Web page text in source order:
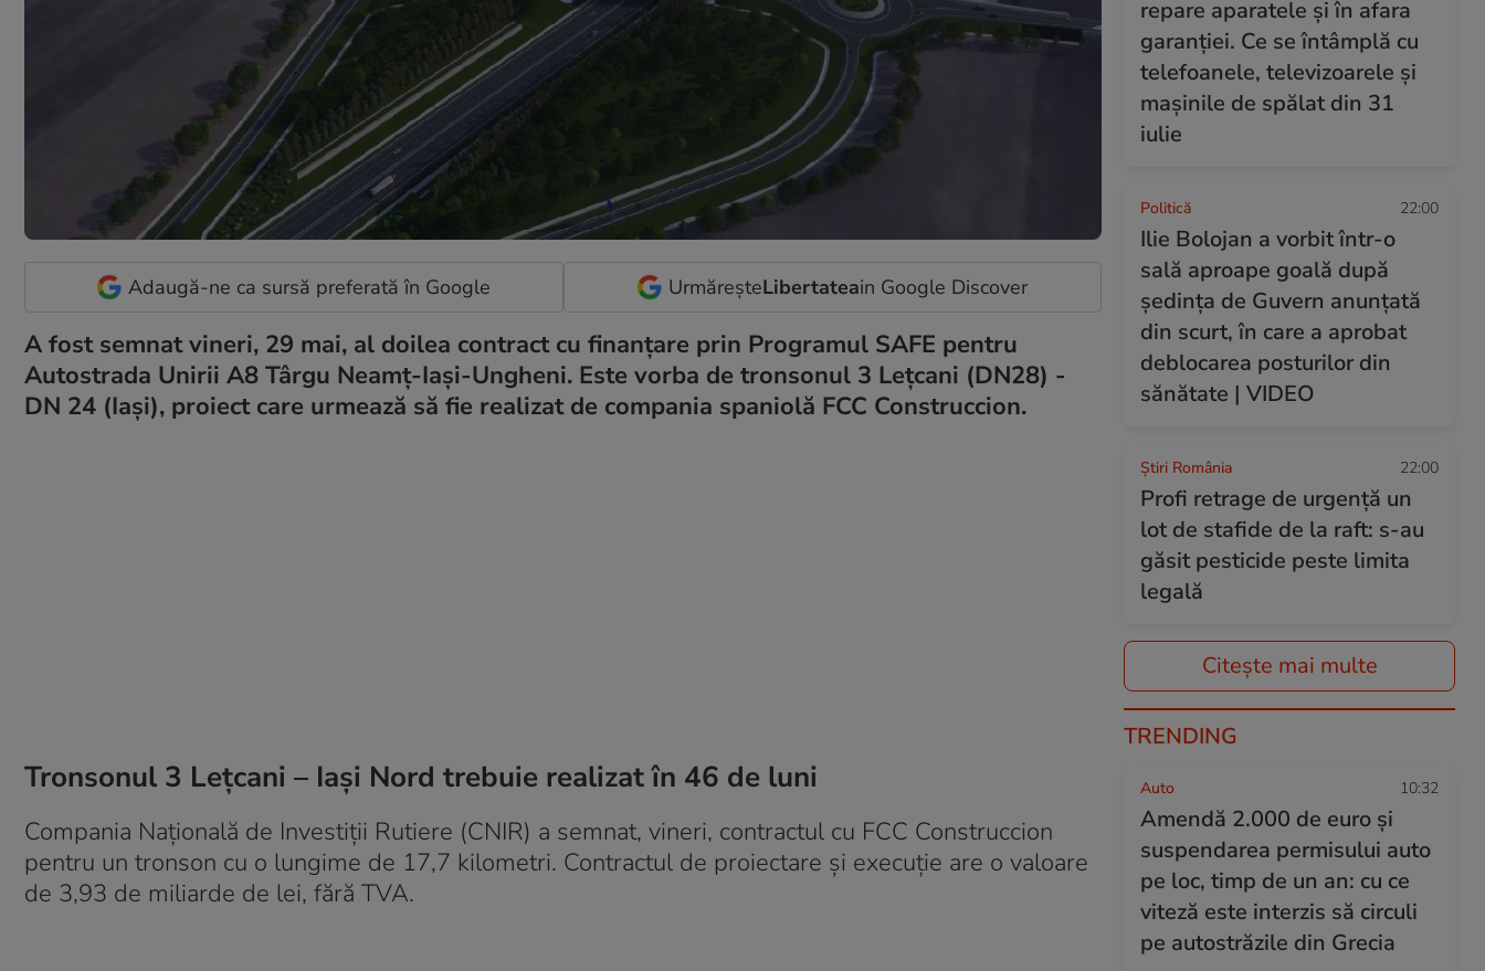
Adaugă-ne ca sursă preferată în Google UrmăreșteLibertateain Google Discover
A fost semnat vineri, 29 mai, al doilea contract cu finanțare prin Programul SAFE pentru
Autostrada Unirii A8 Târgu Neamț-Iași-Ungheni. Este vorba de tronsonul 3 Lețcani (DN28) -
DN 24 (Iași), proiect care urmează să fie realizat de compania spaniolă FCC Construccion.
Tronsonul 3 Lețcani – Iași Nord trebuie realizat în 46 de luni
Compania Națională de Investiții Rutiere (CNIR) a semnat, vineri, contractul cu FCC Construccion
pentru un tronson cu o lungime de 17,7 kilometri. Contractul de proiectare și execuție are o valoare
de 3,93 de miliarde de lei, fără TVA.
repare aparatele și în afara
garanției. Ce se întâmplă cu
telefoanele, televizoarele și
mașinile de spălat din 31
iulie
Politică 22:00
Ilie Bolojan a vorbit într-o
sală aproape goală după
ședința de Guvern anunțată
din scurt, în care a aprobat
deblocarea posturilor din
sănătate | VIDEO
Știri România 22:00
Profi retrage de urgență un
lot de stafide de la raft: s-au
găsit pesticide peste limita
legală
Citește mai multe
TRENDING
Auto 10:32
Amendă 2.000 de euro și
suspendarea permisului auto
pe loc, timp de un an: cu ce
viteză este interzis să circuli
pe autostrăzile din Grecia